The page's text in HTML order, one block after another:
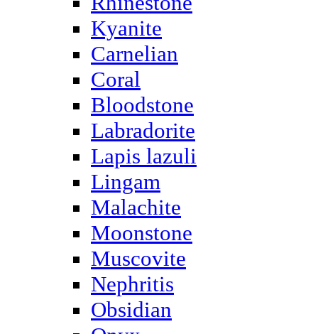
Kyanite
Carnelian
Coral
Bloodstone
Labradorite
Lapis lazuli
Lingam
Malachite
Moonstone
Muscovite
Nephritis
Obsidian